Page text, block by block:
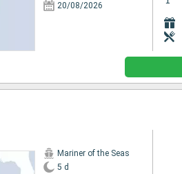
20/08/2026
Mariner of the Seas
5 d